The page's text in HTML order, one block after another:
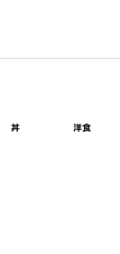
丼 洋食